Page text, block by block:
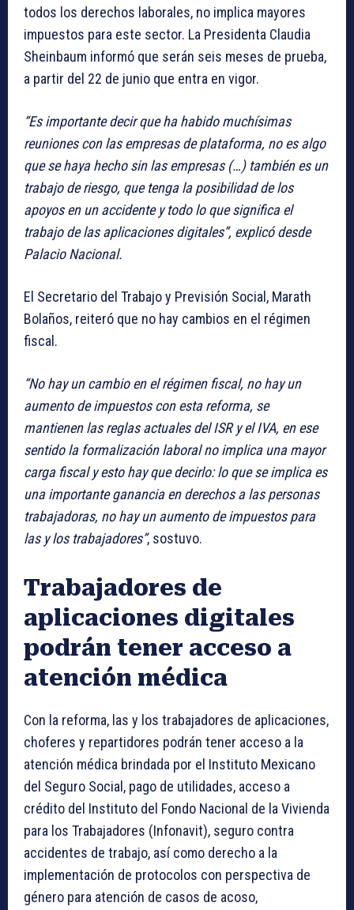
todos los derechos laborales, no implica mayores
impuestos para este sector. La Presidenta Claudia
Sheinbaum informó que serán seis meses de prueba,
a partir del 22 de junio que entra en vigor.
“Es importante decir que ha habido muchísimas
reuniones con las empresas de plataforma, no es algo
que se haya hecho sin las empresas (…) también es un
trabajo de riesgo, que tenga la posibilidad de los
apoyos en un accidente y todo lo que significa el
trabajo de las aplicaciones digitales”, explicó desde
Palacio Nacional.
El Secretario del Trabajo y Previsión Social, Marath
Bolaños, reiteró que no hay cambios en el régimen
fiscal.
“No hay un cambio en el régimen fiscal, no hay un
aumento de impuestos con esta reforma, se
mantienen las reglas actuales del ISR y el IVA, en ese
sentido la formalización laboral no implica una mayor
carga fiscal y esto hay que decirlo: lo que se implica es
una importante ganancia en derechos a las personas
trabajadoras, no hay un aumento de impuestos para
las y los trabajadores”, sostuvo.
Trabajadores de
aplicaciones digitales
podrán tener acceso a
atención médica
Con la reforma, las y los trabajadores de aplicaciones,
choferes y repartidores podrán tener acceso a la
atención médica brindada por el Instituto Mexicano
del Seguro Social, pago de utilidades, acceso a
crédito del Instituto del Fondo Nacional de la Vivienda
para los Trabajadores (Infonavit), seguro contra
accidentes de trabajo, así como derecho a la
implementación de protocolos con perspectiva de
género para atención de casos de acoso,